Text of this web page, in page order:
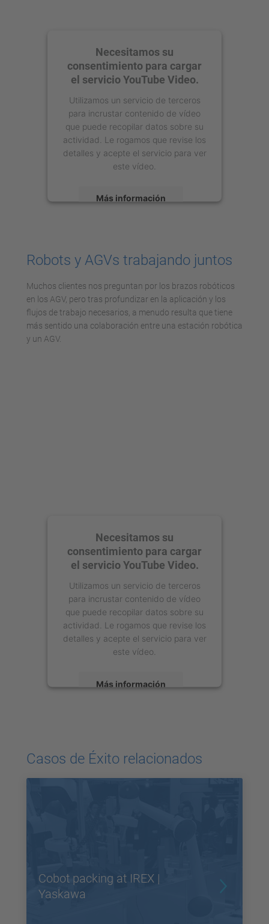
Necesitamos su
consentimiento para cargar
el servicio YouTube Video.
Utilizamos un servicio de terceros
para incrustar contenido de vídeo
que puede recopilar datos sobre su
actividad. Le rogamos que revise los
detalles y acepte el servicio para ver
este vídeo.
Más información
Management Platform
Robots y AGVs trabajando juntos
Muchos clientes nos preguntan por los brazos robóticos
en los AGV, pero tras profundizar en la aplicación y los
flujos de trabajo necesarios, a menudo resulta que tiene
más sentido una colaboración entre una estación robótica
y un AGV.
Necesitamos su
consentimiento para cargar
el servicio YouTube Video.
Utilizamos un servicio de terceros
para incrustar contenido de vídeo
que puede recopilar datos sobre su
actividad. Le rogamos que revise los
detalles y acepte el servicio para ver
este vídeo.
Más información
Management Platform
Casos de Éxito relacionados
Cobot packing at IREX |
Yaskawa